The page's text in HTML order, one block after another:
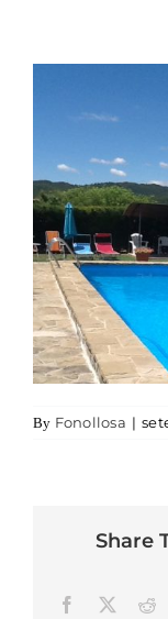
By Fonollosa |
Share
Facebook